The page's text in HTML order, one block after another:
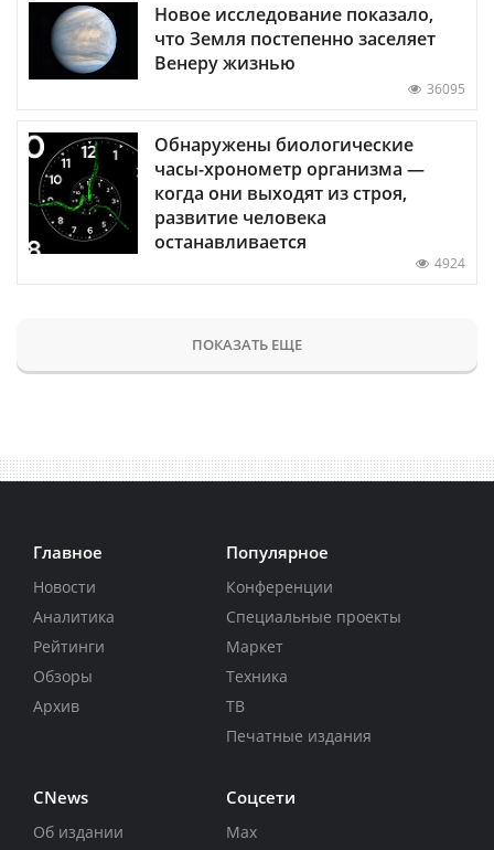
Новое исследование показало,
что Земля постепенно заселяет
Венеру жизнью
36095
Обнаружены биологические
часы-хронометр организма —
когда они выходят из строя,
развитие человека
останавливается
4924
ПОКАЗАТЬ ЕЩЕ
Главное
Новости
Аналитика
Рейтинги
Обзоры
Архив
Популярное
Конференции
Специальные проекты
Маркет
Техника
ТВ
Печатные издания
CNews
Об издании
Соцсети
Max